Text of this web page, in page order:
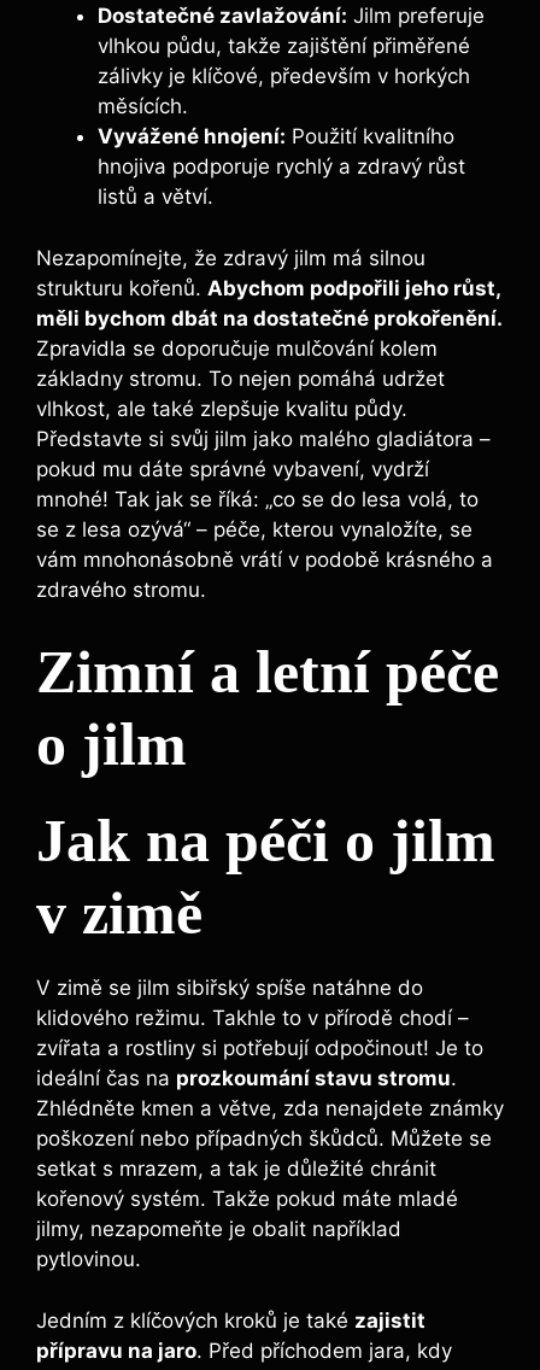
Dostatečné zavlažování: Jilm preferuje
vlhkou půdu, takže zajištění přiměřené
zálivky je klíčové, především v horkých
měsících.
Vyvážené hnojení: Použití kvalitního
hnojiva podporuje rychlý a zdravý růst
listů a větví.
Nezapomínejte, že zdravý jilm má silnou
strukturu kořenů. Abychom podpořili jeho růst,
měli bychom dbát na dostatečné prokořenění.
Zpravidla se doporučuje mulčování kolem
základny stromu. To nejen pomáhá udržet
vlhkost, ale také zlepšuje kvalitu půdy.
Představte si svůj jilm jako malého gladiátora –
pokud mu dáte správné vybavení, vydrží
mnohé! Tak jak se říká: „co se do lesa volá, to
se z lesa ozývá“ – péče, kterou vynaložíte, se
vám mnohonásobně vrátí v podobě krásného a
zdravého stromu.
Zimní a letní péče
o jilm
Jak na péči o jilm
v zimě
V zimě se jilm sibiřský spíše natáhne do
klidového režimu. Takhle to v přírodě chodí –
zvířata a rostliny si potřebují odpočinout! Je to
ideální čas na prozkoumání stavu stromu.
Zhlédněte kmen a větve, zda nenajdete známky
poškození nebo případných škůdců. Můžete se
setkat s mrazem, a tak je důležité chránit
kořenový systém. Takže pokud máte mladé
jilmy, nezapomeňte je obalit například
pytlovinou.
Jedním z klíčových kroků je také zajistit
přípravu na jaro. Před příchodem jara, kdy